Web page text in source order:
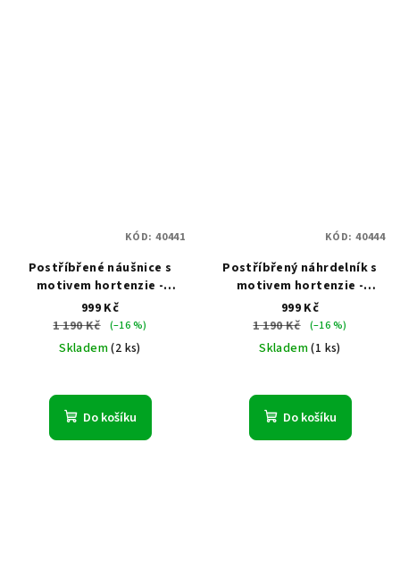
Postříbřené náušnice s
motivem hortenzie -
Hydrangea Silver
999 Kč
1 190 Kč
(–16 %)
Skladem(2 ks)
Do košíku
KÓD: 40441
Postříbřený náhrdelník s
motivem hortenzie -
Hydrangea Silver
999 Kč
1 190 Kč
(–16 %)
Skladem(1 ks)
Do košíku
KÓD: 40444